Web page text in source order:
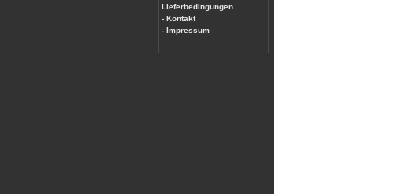
Lieferbedingungen
- Kontakt
- Impressum